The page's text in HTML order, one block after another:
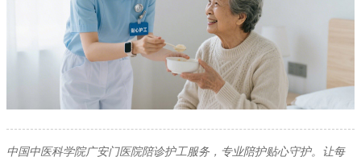
中国中医科学院广安门医院陪诊护工服务，专业陪护贴心守护。让每